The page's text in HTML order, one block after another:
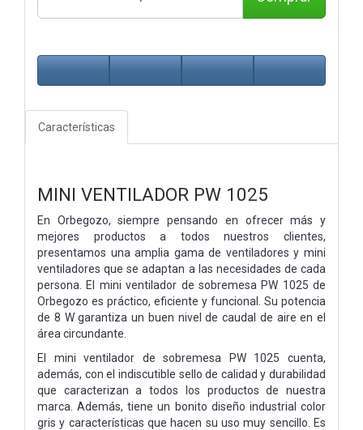
Características
MINI VENTILADOR PW 1025
En Orbegozo, siempre pensando en ofrecer más y
mejores productos a todos nuestros clientes,
presentamos una amplia gama de ventiladores y mini
ventiladores que se adaptan a las necesidades de cada
persona. El mini ventilador de sobremesa PW 1025 de
Orbegozo es práctico, eficiente y funcional. Su potencia
de 8 W garantiza un buen nivel de caudal de aire en el
área circundante.
El mini ventilador de sobremesa PW 1025 cuenta,
además, con el indiscutible sello de calidad y durabilidad
que caracterizan a todos los productos de nuestra
marca. Además, tiene un bonito diseño industrial color
gris y características que hacen su uso muy sencillo. Es